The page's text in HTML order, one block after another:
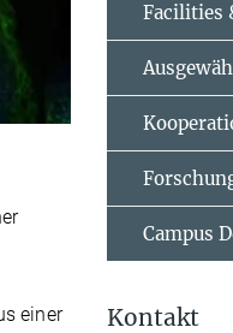
einer
Facilities
Campus
Kontakt